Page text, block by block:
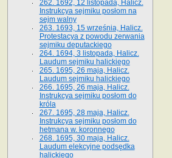
262. 1692, 12 listopada, Halicz.
Instrukcya sejmiku posłom na
sejm walny
263. 1693, 15 września, Halicz.
Protestacya z powodu zerwania
sejmiku deputackiego
264. 1694, 3 listopada, Halicz.
Laudum sejmiku halickiego
265. 1695, 26 maja, Halicz.
Laudum sejmiku halickiego
266. 1695, 26 maja, Halicz.
Instrukcya sejmiku posłom do
króla
267. 1695, 28 maja, Halicz.
Instrukcya sejmiku posłom do
hetmana w. koronnego
268. 1695, 30 maja, Halicz.
Laudum elekcyjne podsędka
halickiego